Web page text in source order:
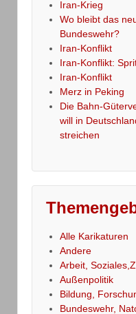
Iran-Krieg
Wo bleibt das
Bundeswehr?
Iran-Konflikt
Iran-Konflikt:
Iran-Konflikt
Merz in Peking
Die Bahn-
will in
streichen
Alle Karikaturen
Andere
Arbeit,
Außenpolitik
Bildung,
Bundeswehr,